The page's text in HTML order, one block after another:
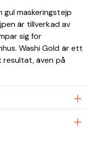
gul maskeringstejp
är tillverkad av
sig för
Washi Gold är ett
resultat, även på